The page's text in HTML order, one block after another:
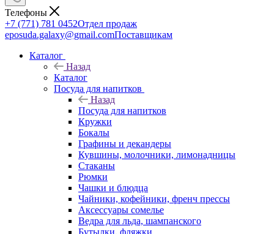
Телефоны
+7 (771) 781 0452Отдел продаж
eposuda.galaxy@gmail.comПоставщикам
Каталог
Назад
Каталог
Посуда для напитков
Назад
Посуда для напитков
Кружки
Бокалы
Графины и декандеры
Кувшины, молочники, лимонадницы
Стаканы
Рюмки
Чашки и блюдца
Чайники, кофейники, френч прессы
Аксессуары сомелье
Ведра для льда, шампанского
Бутылки, фляжки